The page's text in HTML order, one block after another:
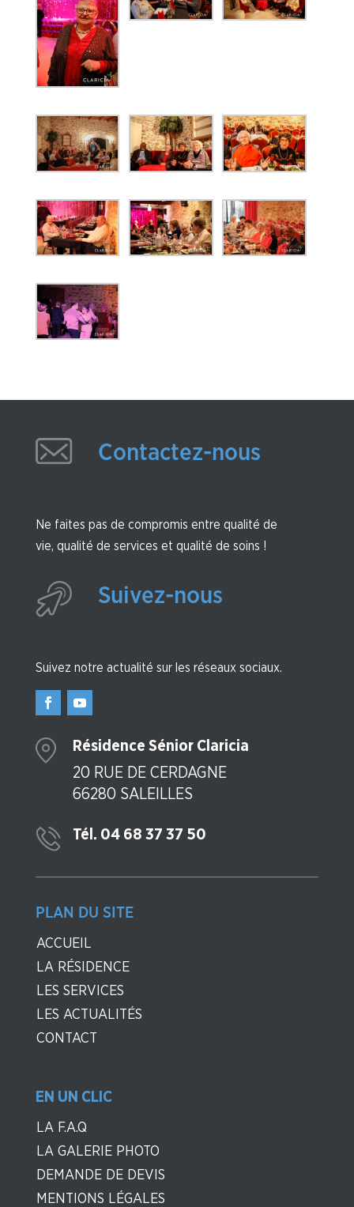
Contactez-nous
Ne faites pas de compromis entre qualité de
vie, qualité de services et qualité de soins !
Suivez-nous
Suivez notre actualité sur les réseaux sociaux.
Résidence Sénior Claricia
20 RUE DE CERDAGNE
66280 SALEILLES
Tél. 04 68 37 37 50
PLAN DU SITE
ACCUEIL
LA RÉSIDENCE
LES SERVICES
LES ACTUALITÉS
CONTACT
EN UN CLIC
LA F.A.Q
LA GALERIE PHOTO
DEMANDE DE DEVIS
MENTIONS LÉGALES